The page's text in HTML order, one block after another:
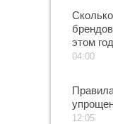
этом
04:00
12:05